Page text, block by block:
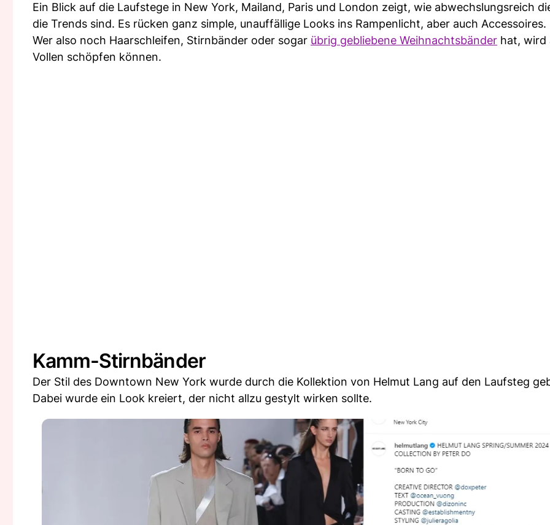
Ein Blick auf die Laufstege in New York, Mailand, Paris und London zeigt, wie abwechslungsreich
die Trends sind. Es rücken ganz simple, unauffällige Looks ins Rampenlicht, aber auch Accessoires.
Wer also noch Haarschleifen, Stirnbänder oder sogar übrig gebliebene Weihnachtsbänder hat, wird
Vollen schöpfen können.
Kamm-Stirnbänder
Der Stil des Downtown New York wurde durch die Kollektion von Helmut Lang auf den Laufsteg
Dabei wurde ein Look kreiert, der nicht allzu gestylt wirken sollte.